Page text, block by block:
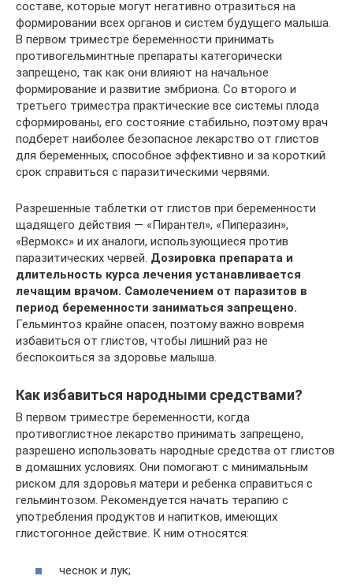
составе, которые могут негативно отразиться на
формировании всех органов и систем будущего малыша.
В первом триместре беременности принимать
противогельминтные препараты категорически
запрещено, так как они влияют на начальное
формирование и развитие эмбриона. Со второго и
третьего триместра практические все системы плода
сформированы, его состояние стабильно, поэтому врач
подберет наиболее безопасное лекарство от глистов
для беременных, способное эффективно и за короткий
срок справиться с паразитическими червями.
Разрешенные таблетки от глистов при беременности
щадящего действия — «Пирантел», «Пиперазин»,
«Вермокс» и их аналоги, использующиеся против
паразитических червей. Дозировка препарата и
длительность курса лечения устанавливается
лечащим врачом. Самолечением от паразитов в
период беременности заниматься запрещено.
Гельминтоз крайне опасен, поэтому важно вовремя
избавиться от глистов, чтобы лишний раз не
беспокоиться за здоровье малыша.
Как избавиться народными средствами?
В первом триместре беременности, когда
противоглистное лекарство принимать запрещено,
разрешено использовать народные средства от глистов
в домашних условиях. Они помогают с минимальным
риском для здоровья матери и ребенка справиться с
гельминтозом. Рекомендуется начать терапию с
употребления продуктов и напитков, имеющих
глистогонное действие. К ним относятся:
чеснок и лук;